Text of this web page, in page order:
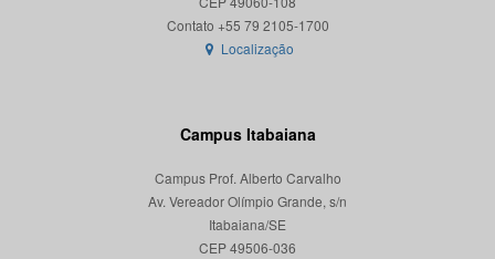
Localização
Campus Itabaiana
Campus Prof. Alberto Carvalho
Av. Vereador Olímpio Grande, s/n
Itabaiana/SE
CEP 49506-036